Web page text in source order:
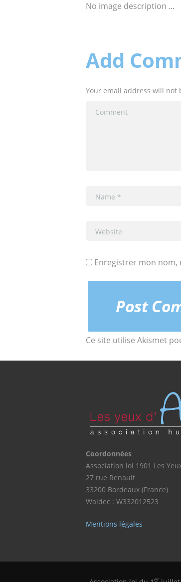
No image description ...
Add
Your email address will not
Enregistrer mon
Ce site utilise Akismet
Coordonnées
Association loi 1901 Les
27 rue Renault
33200 Bordeaux (France)
Waldec : W332012523
Mentions légales
er